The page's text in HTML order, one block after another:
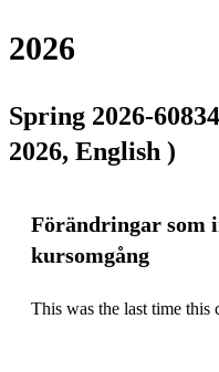
2026
Spring 2026-
2026, English )
Förändringar som
kursomgång
This was the last time this